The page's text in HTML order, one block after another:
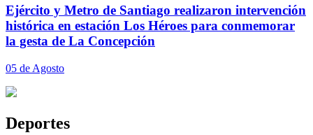
Ejército y Metro de Santiago realizaron intervención
histórica en estación Los Héroes para conmemorar
la gesta de La Concepción
05 de Agosto
Deportes